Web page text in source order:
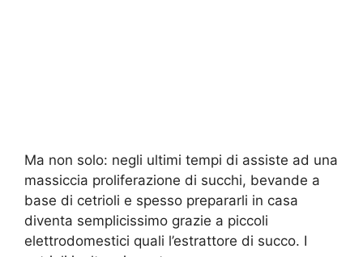
Ma non solo: negli ultimi tempi di assiste ad una
massiccia proliferazione di succhi, bevande a
base di cetrioli e spesso prepararli in casa
diventa semplicissimo grazie a piccoli
elettrodomestici quali l’estrattore di succo. I